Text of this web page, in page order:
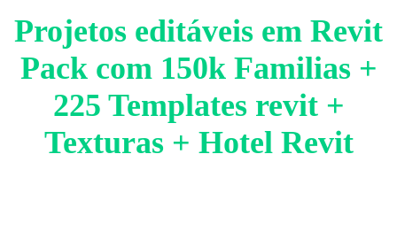
Projetos editáveis em Revit
Pack com 150k Familias +
225 Templates revit +
Texturas + Hotel Revit